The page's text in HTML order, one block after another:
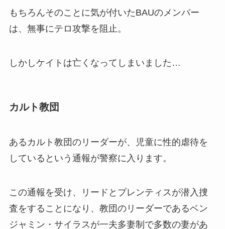
もちろんそのことに気が付いたBAUのメンバー
は、無事にテロ攻撃を阻止。
しかしケイトは亡くなってしまいました…
カルト教団
あるカルト教団のリーダーが、児童に性的虐待を
しているという通報が警察に入ります。
この通報を受け、リードとプレンティスが潜入捜
査をすることになり、教団のリーダーであるベン
ジャミン・サイラスが一夫多妻制で多数の妻があ